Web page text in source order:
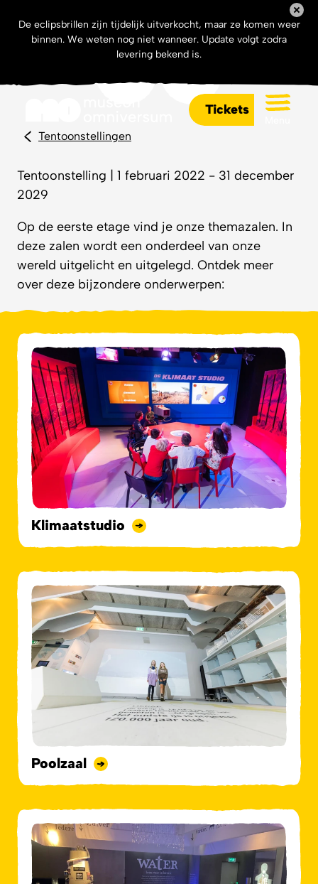
De eclipsbrillen zijn tijdelijk uitverkocht, maar ze komen weer
binnen. We weten nog niet wanneer. Update volgt zodra
levering bekend is.
Tickets
Themazalen
Tentoonstellingen
Tentoonstelling | 1 februari 2022 - 31 december
2029
Op de eerste etage vind je onze themazalen. In
deze zalen wordt een onderdeel van onze
wereld uitgelicht en uitgelegd. Ontdek meer
over deze bijzondere onderwerpen:
Klimaatstudio
Poolzaal